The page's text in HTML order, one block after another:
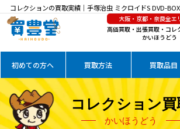
コレクションの買取実績｜手塚治虫 ミクロイドS DVD-
大阪・京都・奈良全エ
高価買取・出張買取・コレ
かいほうどう
初めての方へ 買取方法 買取品目
コレクション買
かいほうどう